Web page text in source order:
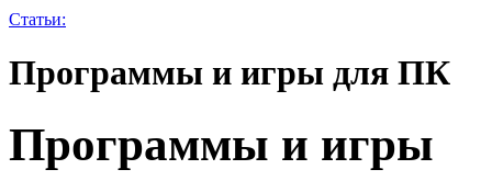
Статьи:
Программы и игры для ПК
Программы и игры